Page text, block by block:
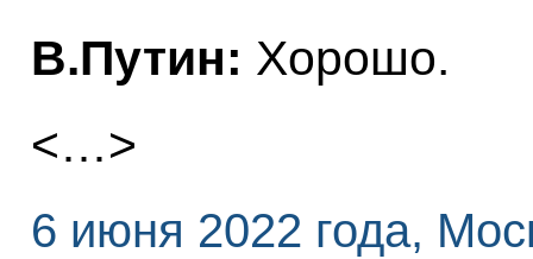
В.Путин: Хорошо.
<…>
6 июня 2022 года,